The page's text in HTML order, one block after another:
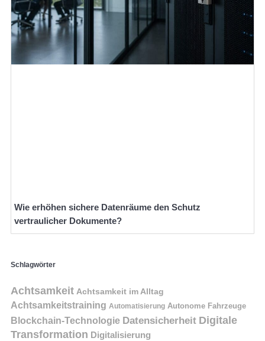
Wie erhöhen sichere Datenräume den Schutz
vertraulicher Dokumente?
Schlagwörter
Achtsamkeit Achtsamkeit im Alltag
Achtsamkeitstraining Automatisierung Autonome Fahrzeuge
Blockchain-Technologie Datensicherheit Digitale
Transformation Digitalisierung